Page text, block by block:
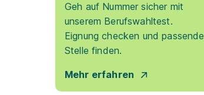
Geh auf Nummer sicher mit
unserem Berufswahltest.
Eignung checken und passende
Stelle finden.
Mehr erfahren